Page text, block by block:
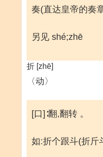
奏(直达皇帝的奏
另见 shé;zhē
折 [zhē]
〈动〉
[口]∶翻,翻转 。
如:折个跟斗(折斤